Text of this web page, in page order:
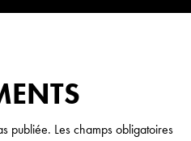
publiée. Les champs obligatoires